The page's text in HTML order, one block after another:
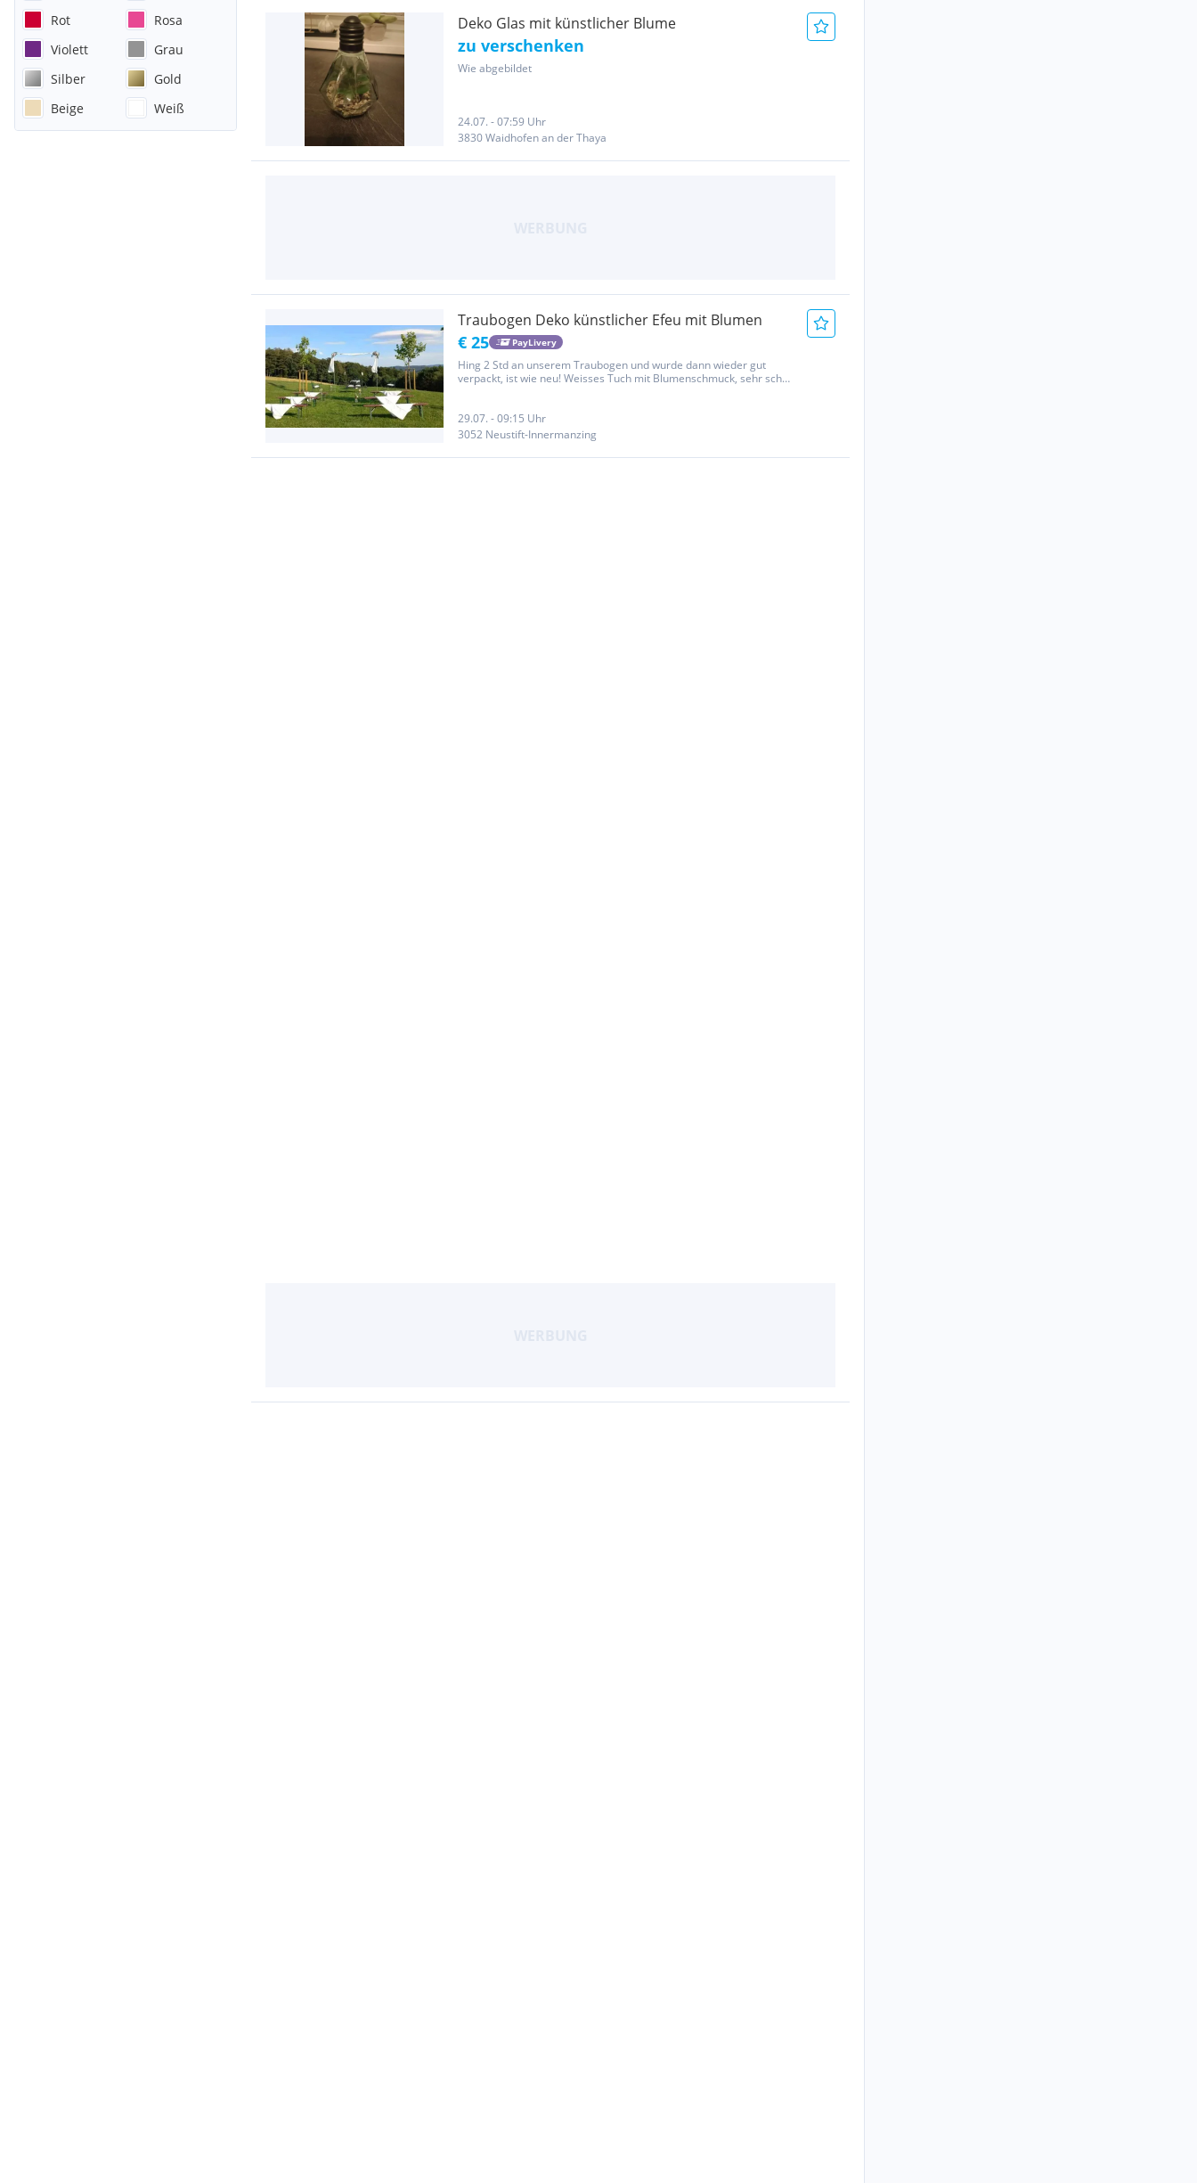
Rot
Rosa
Violett
Grau
Silber
Gold
Beige
Weiß
Deko Glas mit künstlicher Blume
zu verschenken
Wie abgebildet
24.07. - 07:59 Uhr
3830 Waidhofen an der Thaya
Traubogen Deko künstlicher Efeu mit Blumen
€ 25 PayLivery
Hing 2 Std an unserem Traubogen und wurde dann wieder gut
verpackt, ist wie neu! Weisses Tuch mit Blumenschmuck, sehr schön
29.07. - 09:15 Uhr
3052 Neustift-Innermanzing